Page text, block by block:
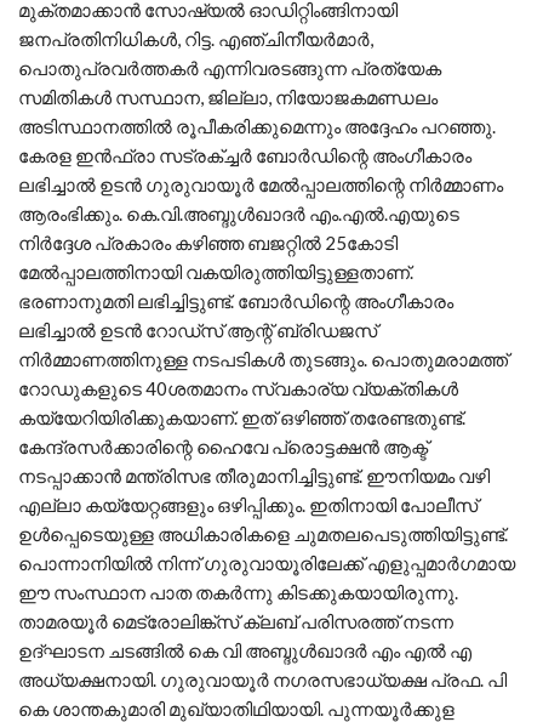
മുക്തമാക്കാന്‍ സോഷ്യല്‍ ഓഡിറ്റിംങ്ങിനായി
ജനപ്രതിനിധികള്‍, റിട്ട. എഞ്ചിനീയര്‍മാര്‍,
പൊതുപ്രവര്‍ത്തകര്‍ എന്നിവരടങ്ങുന്ന പ്രത്യേക
സമിതികള്‍ സസ്ഥാന, ജില്ലാ, നിയോജകമണ്ഡലം
അടിസ്ഥാനത്തില്‍ രൂപീകരിക്കുമെന്നും അദ്ദേഹം പറഞ്ഞു.
കേരള ഇന്‍ഫ്രാ സട്രക്ച്ചര്‍ ബോര്‍ഡിന്റെ അംഗീകാരം
ലഭിച്ചാല്‍ ഉടന്‍ ഗുരുവായൂര്‍ മേല്‍പ്പാലത്തിന്റെ നിര്‍മ്മാണം
ആരംഭിക്കും. കെ.വി.അബ്ദുള്‍ഖാദര്‍ എം.എല്‍.എയുടെ
നിര്‍ദ്ദേശ പ്രകാരം കഴിഞ്ഞ ബജറ്റില്‍ 25കോടി
മേല്‍പ്പാലത്തിനായി വകയിരുത്തിയിട്ടുള്ളതാണ്.
ഭരണാനുമതി ലഭിച്ചിട്ടുണ്ട്. ബോര്‍ഡിന്റെ അംഗീകാരം
ലഭിച്ചാല്‍ ഉടന്‍ റോഡ്‌സ് ആന്റ് ബ്രിഡജസ്
നിര്‍മ്മാണത്തിനുള്ള നടപടികള്‍ തുടങ്ങും. പൊതുമരാമത്ത്
റോഡുകളുടെ 40ശതമാനം സ്വകാര്യ വ്യക്തികള്‍
കയ്യേറിയിരിക്കുകയാണ്. ഇത് ഒഴിഞ്ഞ് തരേണ്ടതുണ്ട്.
കേന്ദ്രസര്‍ക്കാരിന്റെ ഹൈവേ പ്രൊട്ടക്ഷന്‍ ആക്ട്
നടപ്പാക്കാന്‍ മന്ത്രിസഭ തീരുമാനിച്ചിട്ടുണ്ട്. ഈനിയമം വഴി
എല്ലാ കയ്യേറ്റങ്ങളും ഒഴിപ്പിക്കും. ഇതിനായി പോലീസ്
ഉള്‍പ്പെടെയുള്ള അധികാരികളെ ചുമതലപെടുത്തിയിട്ടുണ്ട്.
പൊന്നാനിയില്‍ നിന്ന് ഗുരുവായൂരിലേക്ക് എളുപ്പമാര്‍ഗമായ
ഈ സംസ്ഥാന പാത തകര്‍ന്നു കിടക്കുകയായിരുന്നു.
താമരയൂര്‍ മെട്രോലിങ്ക്‌സ് ക്ലബ് പരിസരത്ത് നടന്ന
ഉദ്ഘാടന ചടങ്ങില്‍ കെ വി അബ്ദുള്‍ഖാദര്‍ എം എല്‍ എ
അധ്യക്ഷനായി. ഗുരുവായൂര്‍ നഗരസഭാധ്യക്ഷ പ്രഫ. പി
കെ ശാന്തകുമാരി മുഖ്യാതിഥിയായി. പുന്നയൂര്‍ക്കുള